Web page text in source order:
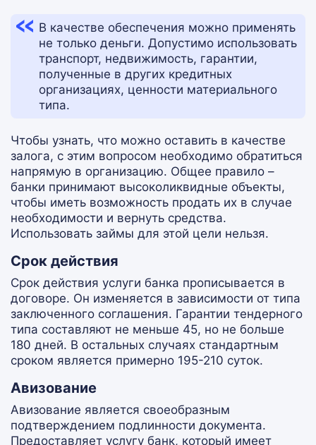
В качестве обеспечения можно применять
не только деньги. Допустимо использовать
транспорт, недвижимость, гарантии,
полученные в других кредитных
организациях, ценности материального
типа.
Чтобы узнать, что можно оставить в качестве
залога, с этим вопросом необходимо обратиться
напрямую в организацию. Общее правило –
банки принимают высоколиквидные объекты,
чтобы иметь возможность продать их в случае
необходимости и вернуть средства.
Использовать займы для этой цели нельзя.
Срок действия
Срок действия услуги банка прописывается в
договоре. Он изменяется в зависимости от типа
заключенного соглашения. Гарантии тендерного
типа составляют не меньше 45, но не больше
180 дней. В остальных случаях стандартным
сроком является примерно 195-210 суток.
Авизование
Авизование является своеобразным
подтверждением подлинности документа.
Предоставляет услугу банк, который имеет